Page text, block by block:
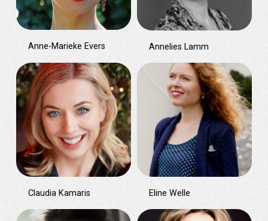
Anne-Marieke Evers Annelies Lamm
Claudia Kamaris Eline Welle